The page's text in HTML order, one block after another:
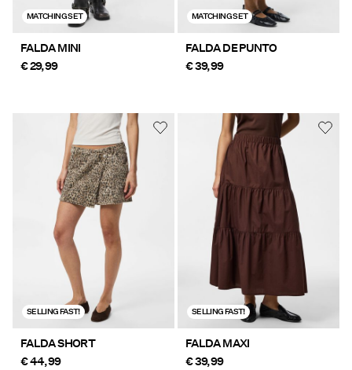
MATCHING SET
FALDA MINI
€ 29,99
MATCHING SET
FALDA DE PUNTO
€ 39,99
SELLING FAST!
FALDA SHORT
€ 44,99
SELLING FAST!
FALDA MAXI
€ 39,99